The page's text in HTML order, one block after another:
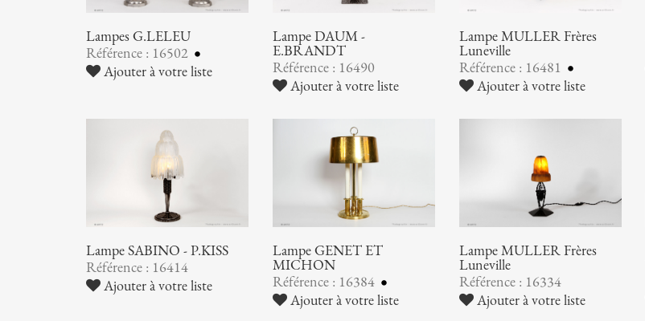
Lampes G.LELEU
Référence : 16502
Ajouter à votre liste
Lampe DAUM -
E.BRANDT
Référence : 16490
Ajouter à votre liste
Lampe MULLER Frères
Luneville
Référence : 16481
Ajouter à votre liste
Lampe SABINO - P.KISS
Référence : 16414
Ajouter à votre liste
Lampe GENET ET
MICHON
Référence : 16384
Ajouter à votre liste
Lampe MULLER Frères
Luneville
Référence : 16334
Ajouter à votre liste